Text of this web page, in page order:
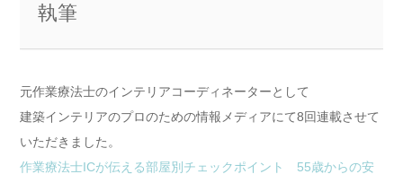
執筆
元作業療法士のインテリアコーディネーターとして
建築インテリアのプロのための情報メディアにて8回連載させて
いただきました。
作業療法士ICが伝える部屋別チェックポイント 55歳からの安